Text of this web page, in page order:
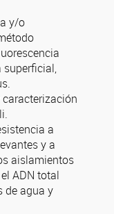
y/o
superficial,
a
y a
aislamientos
ADN total
de agua y